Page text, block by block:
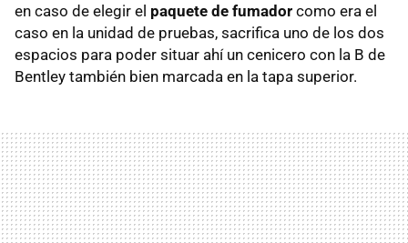
en caso de elegir el paquete de fumador como era el
caso en la unidad de pruebas, sacrifica uno de los dos
espacios para poder situar ahí un cenicero con la B de
Bentley también bien marcada en la tapa superior.